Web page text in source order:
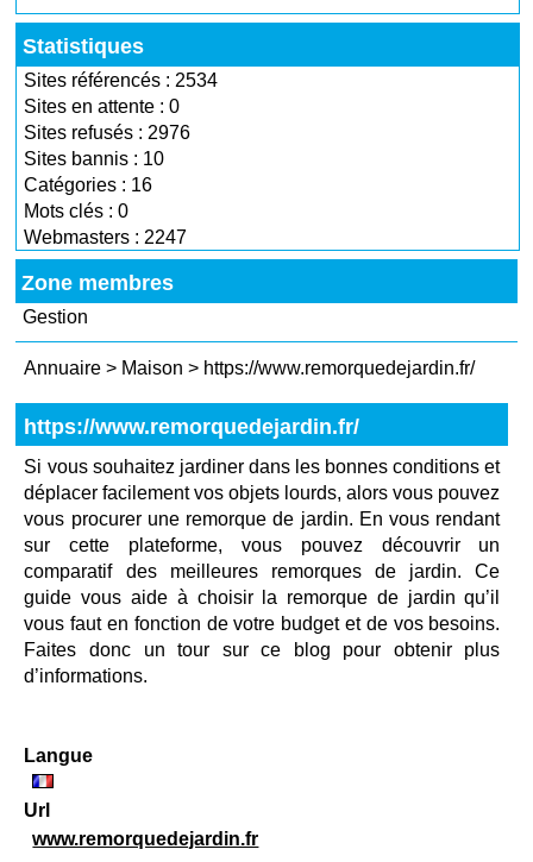
Statistiques
Sites référencés : 2534
Sites en attente : 0
Sites refusés : 2976
Sites bannis : 10
Catégories : 16
Mots clés : 0
Webmasters : 2247
Zone membres
Gestion
Annuaire > Maison > https://www.remorquedejardin.fr/
https://www.remorquedejardin.fr/
Si vous souhaitez jardiner dans les bonnes conditions et
déplacer facilement vos objets lourds, alors vous pouvez
vous procurer une remorque de jardin. En vous rendant
sur cette plateforme, vous pouvez découvrir un
comparatif des meilleures remorques de jardin. Ce
guide vous aide à choisir la remorque de jardin qu’il
vous faut en fonction de votre budget et de vos besoins.
Faites donc un tour sur ce blog pour obtenir plus
d’informations.
Langue
Url
www.remorquedejardin.fr